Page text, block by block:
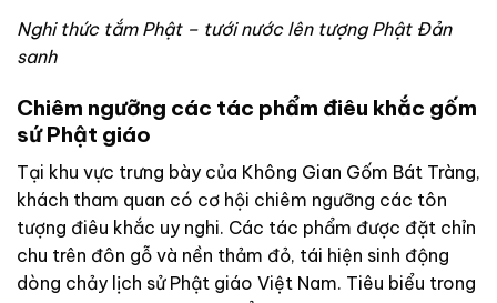
Nghi thức tắm Phật – tưới nước lên tượng Phật Đản
sanh
Chiêm ngưỡng các tác phẩm điêu khắc gốm
sứ Phật giáo
Tại khu vực trưng bày của Không Gian Gốm Bát Tràng,
khách tham quan có cơ hội chiêm ngưỡng các tôn
tượng điêu khắc uy nghi. Các tác phẩm được đặt chỉn
chu trên đôn gỗ và nền thảm đỏ, tái hiện sinh động
dòng chảy lịch sử Phật giáo Việt Nam. Tiêu biểu trong